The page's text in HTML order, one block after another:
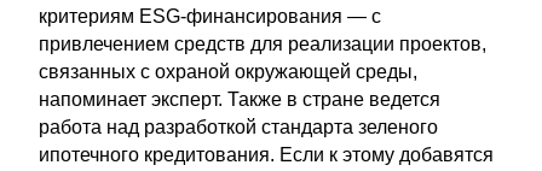
критериям ESG-финансирования — с
привлечением средств для реализации проектов,
связанных с охраной окружающей среды,
напоминает эксперт. Также в стране ведется
работа над разработкой стандарта зеленого
ипотечного кредитования. Если к этому добавятся